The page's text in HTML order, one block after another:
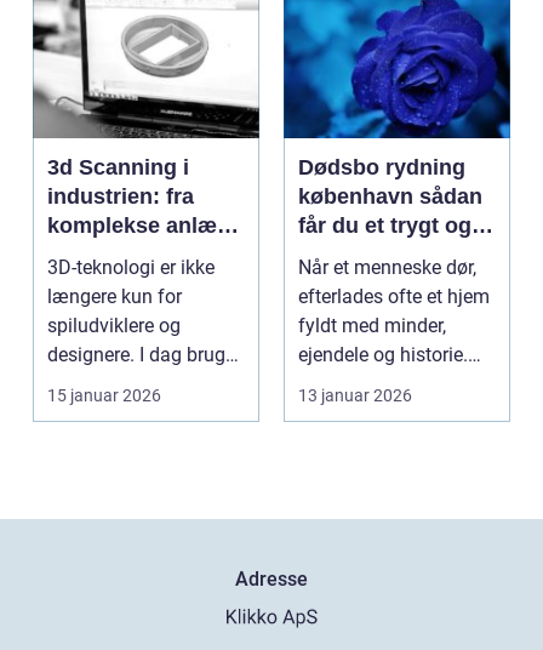
3d Scanning i
industrien: fra
komplekse anlæg
til præcise
beslutninger
3D-teknologi er ikke
længere kun for
spiludviklere og
designere. I dag bruger
en lang række
virksomh...
15 januar 2026
Dødsbo rydning
københavn sådan
får du et trygt og
professionelt
forløb
Når et menneske dør,
efterlades ofte et hjem
fyldt med minder,
ejendele og historie.
For mange pårør...
13 januar 2026
Adresse